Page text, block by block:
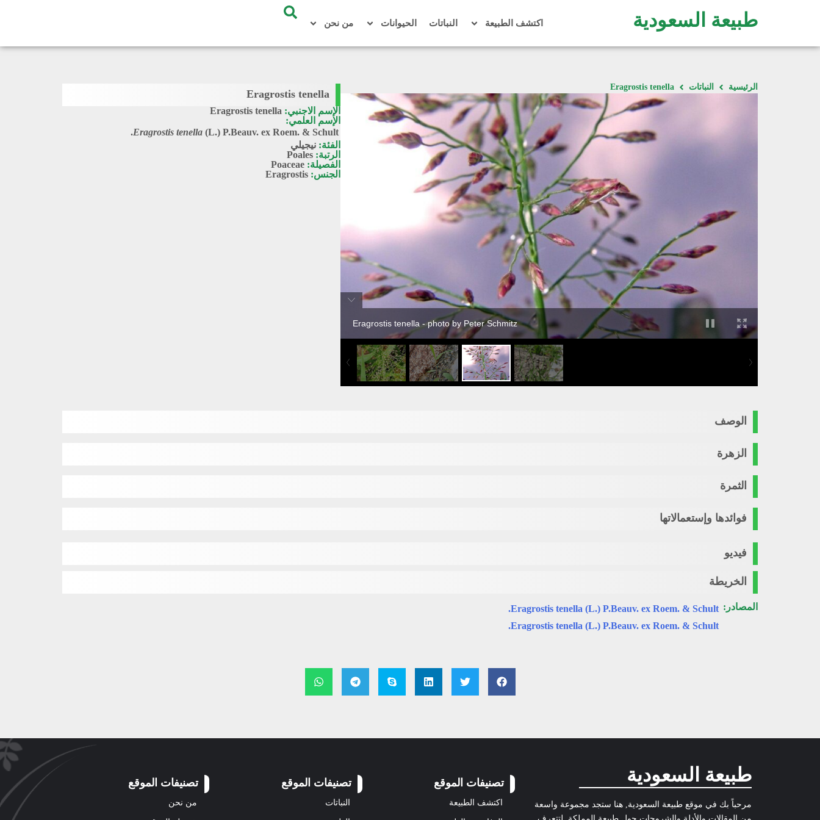
طبيعة السعودية اكتشف الطبيعة النباتات الحيوانات من نحن
الرئيسية النباتات Eragrostis tenella
Eragrostis tenella - photo by Peter Schmitz
Eragrostis tenella
الإسم الاجنبي: Eragrostis tenella
الإسم العلمي:
Eragrostis tenella (L.) P.Beauv. ex Roem. & Schult.
الفئة: نيجيلي
الرتبة: Poales
الفصيلة: Poaceae
الجنس: Eragrostis
الوصف
الزهرة
الثمرة
فوائدها وإستعمالاتها
فيديو
الخريطة
المصادر: Eragrostis tenella (L.) P.Beauv. ex Roem. & Schult.
Eragrostis tenella (L.) P.Beauv. ex Roem. & Schult.
طبيعة السعودية
مرحباً بك في موقع طبيعة السعودية, هنا ستجد مجموعة واسعة
تصنيفات الموقع
اكتشف الطبيعة
تصنيفات الموقع
النباتات
تصنيفات الموقع
من نحن